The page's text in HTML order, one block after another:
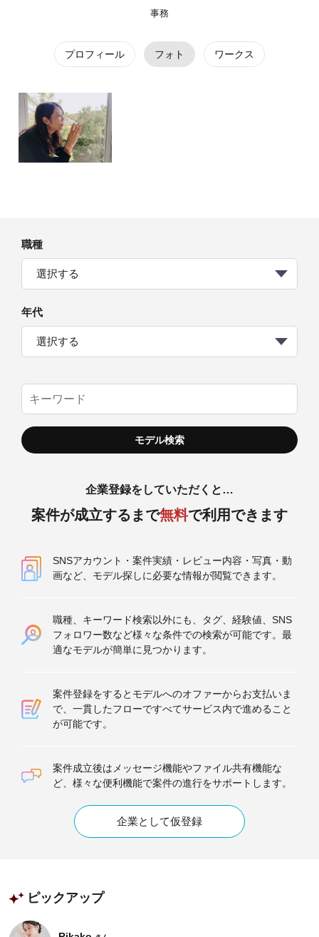
事務
プロフィール フォト ワークス
職種
選択する
年代
選択する
企業登録をしていただくと…
案件が成立するまで無料で利用できます
SNSアカウント・案件実績・レビュー内容・写真・動
画など、モデル探しに必要な情報が閲覧できます。
職種、キーワード検索以外にも、タグ、経験値、SNS
フォロワー数など様々な条件での検索が可能です。最
適なモデルが簡単に見つかります。
案件登録をするとモデルへのオファーからお支払いま
で、一貫したフローですべてサービス内で進めること
が可能です。
案件成立後はメッセージ機能やファイル共有機能な
ど、様々な便利機能で案件の進行をサポートします。
企業として仮登録
ピックアップ